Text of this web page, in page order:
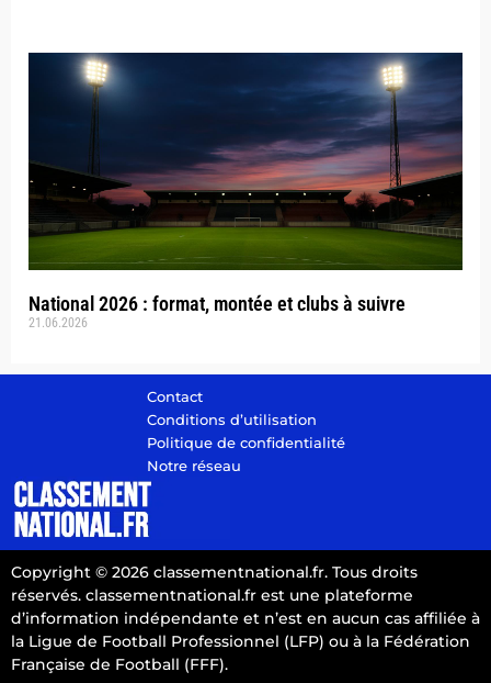
National 2026 : format, montée et clubs à suivre
21.06.2026
Contact
Conditions d’utilisation
Politique de confidentialité
Notre réseau
Copyright © 2026 classementnational.fr. Tous droits
réservés. classementnational.fr est une plateforme
d’information indépendante et n’est en aucun cas affiliée à
la Ligue de Football Professionnel (LFP) ou à la Fédération
Française de Football (FFF).